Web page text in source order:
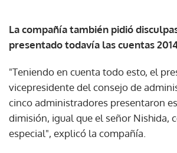
La compañía también pidió
presentado todavía las cuentas
"Teniendo en cuenta todo esto, el
vicepresidente del consejo de
cinco administradores presentaron
dimisión, igual que el señor Nishida,
especial", explicó la compañía.